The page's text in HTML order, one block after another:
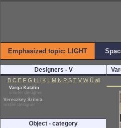
Emphasized topic: LIGHT
Designers - V
B C E F G H I K L M N P S T V W Ü all
Varga Katalin
shader designer
Vereczkey Szilvia
textile designer
Object - category